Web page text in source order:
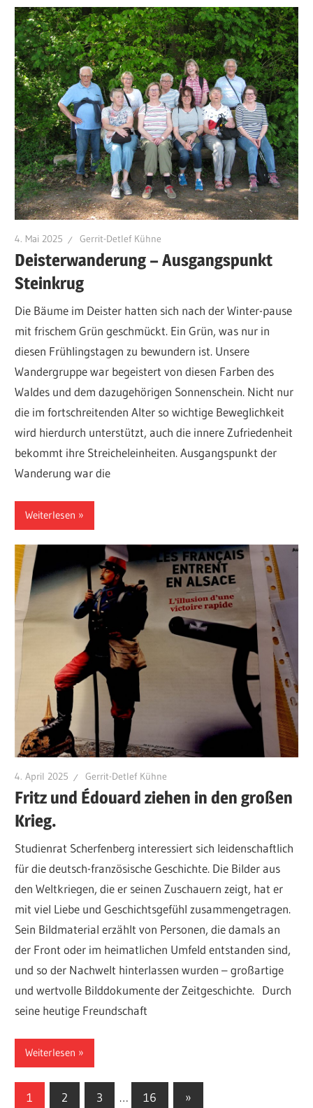
4. Mai 2025 Gerrit-Detlef Kühne
Deisterwanderung – Ausgangspunkt
Steinkrug
Die Bäume im Deister hatten sich nach der Winter-pause
mit frischem Grün geschmückt. Ein Grün, was nur in
diesen Frühlingstagen zu bewundern ist. Unsere
Wandergruppe war begeistert von diesen Farben des
Waldes und dem dazugehörigen Sonnenschein. Nicht nur
die im fortschreitenden Alter so wichtige Beweglichkeit
wird hierdurch unterstützt, auch die innere Zufriedenheit
bekommt ihre Streicheleinheiten. Ausgangspunkt der
Wanderung war die
Weiterlesen
4. April 2025 Gerrit-Detlef Kühne
Fritz und Édouard ziehen in den großen
Krieg.
Studienrat Scherfenberg interessiert sich leidenschaftlich
für die deutsch-französische Geschichte. Die Bilder aus
den Weltkriegen, die er seinen Zuschauern zeigt, hat er
mit viel Liebe und Geschichtsgefühl zusammengetragen.
Sein Bildmaterial erzählt von Personen, die damals an
der Front oder im heimatlichen Umfeld entstanden sind,
und so der Nachwelt hinterlassen wurden – großartige
und wertvolle Bilddokumente der Zeitgeschichte. Durch
seine heutige Freundschaft
Weiterlesen
Seitennummerierung
1 2 3 … 16
Nächste
»